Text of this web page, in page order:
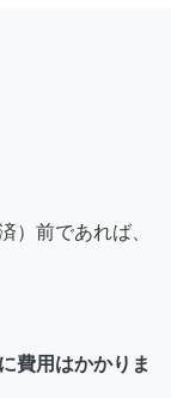
）前であれば、
費用はかかりま